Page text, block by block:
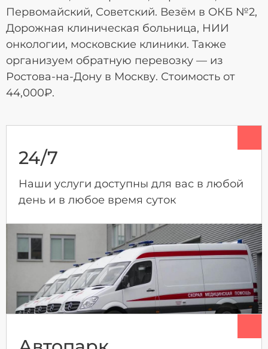
24/7
Наши услуги доступны для вас в любой
день и в любое время суток
Первомайский, Советский. Везём в ОКБ №2,
Дорожная клиническая больница, НИИ
онкологии, московские клиники. Также
организуем обратную перевозку — из
Ростова-на-Дону в Москву. Стоимость от
44,000₽.